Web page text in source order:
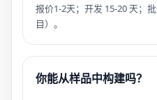
报价1-2天；开发 15-20 天；
目）。
你能从样品中构建吗？